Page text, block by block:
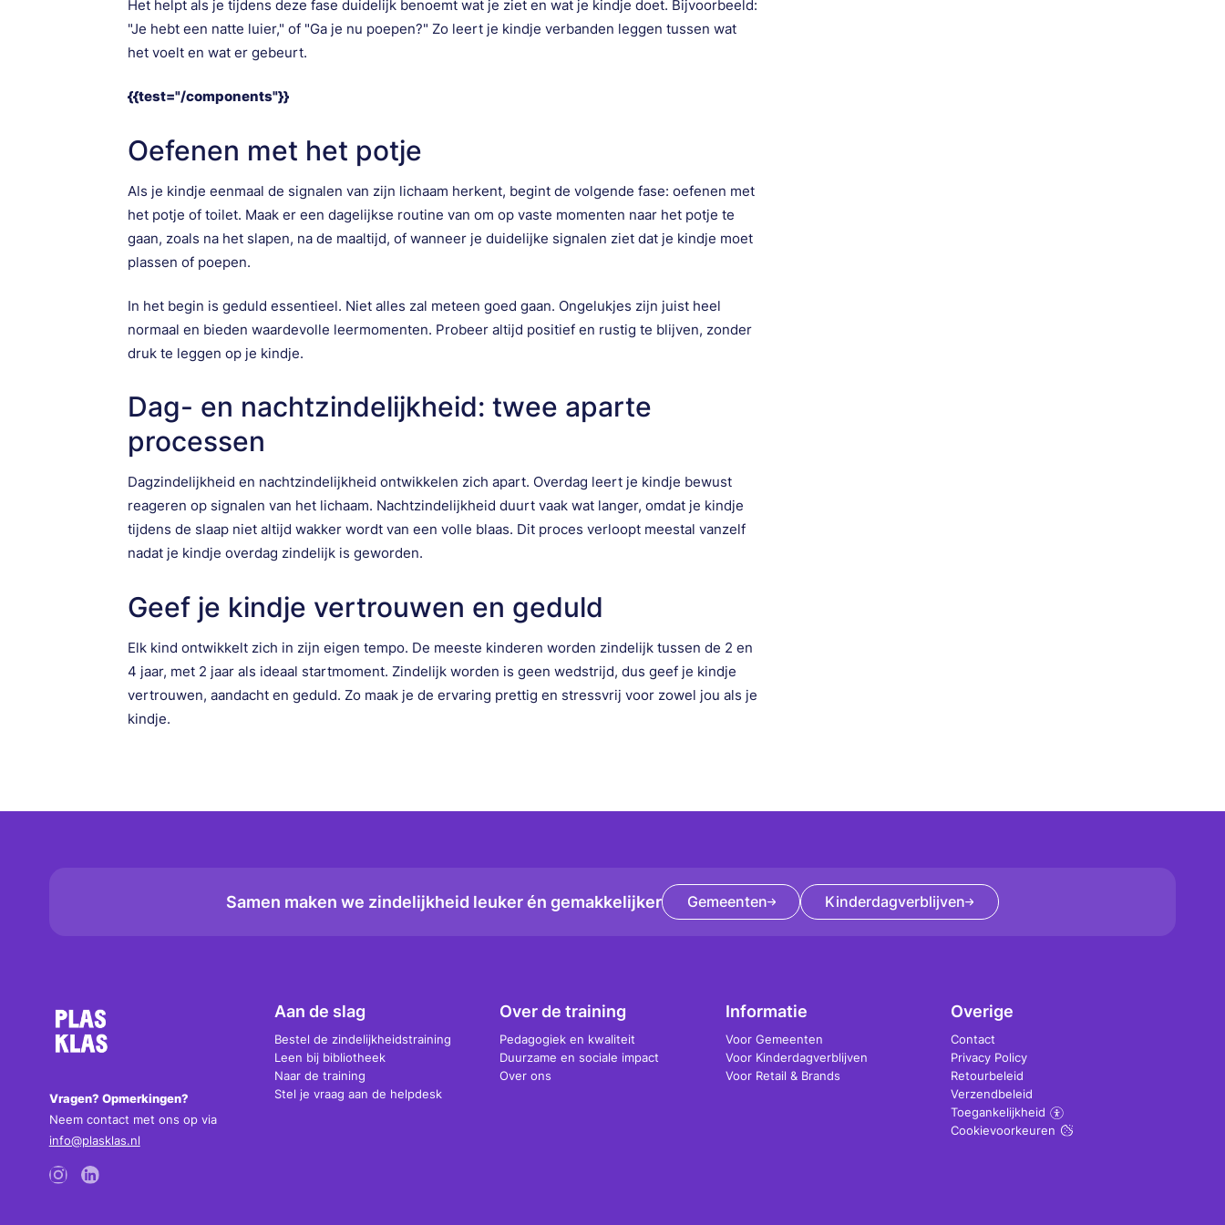
Het helpt als je tijdens deze fase duidelijk benoemt wat je ziet en wat je kindje doet. Bijvoorbeeld:
"Je hebt een natte luier," of "Ga je nu poepen?" Zo leert je kindje verbanden leggen tussen wat
het voelt en wat er gebeurt.
{{test="/components"}}
Oefenen met het potje
Als je kindje eenmaal de signalen van zijn lichaam herkent, begint de volgende fase: oefenen met
het potje of toilet. Maak er een dagelijkse routine van om op vaste momenten naar het potje te
gaan, zoals na het slapen, na de maaltijd, of wanneer je duidelijke signalen ziet dat je kindje moet
plassen of poepen.
In het begin is geduld essentieel. Niet alles zal meteen goed gaan. Ongelukjes zijn juist heel
normaal en bieden waardevolle leermomenten. Probeer altijd positief en rustig te blijven, zonder
druk te leggen op je kindje.
Dag- en nachtzindelijkheid: twee aparte
processen
Dagzindelijkheid en nachtzindelijkheid ontwikkelen zich apart. Overdag leert je kindje bewust
reageren op signalen van het lichaam. Nachtzindelijkheid duurt vaak wat langer, omdat je kindje
tijdens de slaap niet altijd wakker wordt van een volle blaas. Dit proces verloopt meestal vanzelf
nadat je kindje overdag zindelijk is geworden.
Geef je kindje vertrouwen en geduld
Elk kind ontwikkelt zich in zijn eigen tempo. De meeste kinderen worden zindelijk tussen de 2 en
4 jaar, met 2 jaar als ideaal startmoment. Zindelijk worden is geen wedstrijd, dus geef je kindje
vertrouwen, aandacht en geduld. Zo maak je de ervaring prettig en stressvrij voor zowel jou als je
kindje.
Samen maken we zindelijkheid leuker én gemakkelijker Gemeenten Kinderdagverblijven
Vragen? Opmerkingen?
Neem contact met ons op via
info@plasklas.nl
Aan de slag
Bestel de zindelijkheidstraining
Leen bij bibliotheek
Naar de training
Stel je vraag aan de helpdesk
Over de training
Pedagogiek en kwaliteit
Duurzame en sociale impact
Over ons
Informatie
Voor Gemeenten
Voor Kinderdagverblijven
Voor Retail & Brands
Overige
Contact
Privacy Policy
Retourbeleid
Verzendbeleid
Toegankelijkheid
Cookievoorkeuren